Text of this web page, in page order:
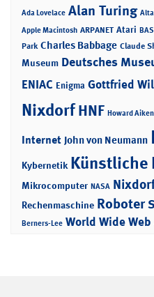
Ada Lovelace Alan Turing
Apple Macintosh ARPANET Atari
Park Charles Babbage Claude
Museum Deutsches
ENIAC Enigma Gottfried
NixdorfHNF Howard Aiken
Internet John von Neumann
Kybernetik
Mikrocomputer NASA
Rechenmaschine Roboter
Berners-Lee World Wide Web